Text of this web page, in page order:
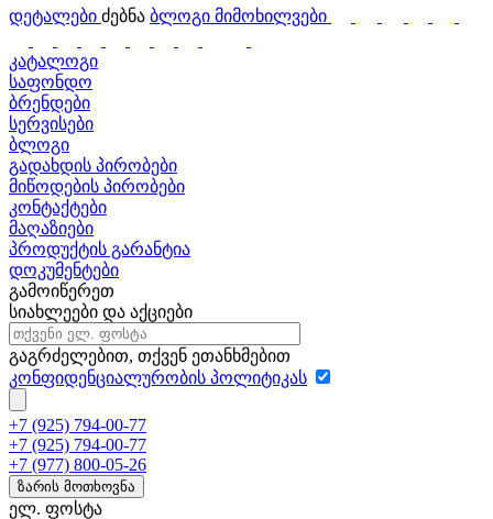
დეტალები ძებნა ბლოგი მიმოხილვები
კატალოგი
საფონდო
ბრენდები
სერვისები
ბლოგი
გადახდის პირობები
მიწოდების პირობები
კონტაქტები
მაღაზიები
პროდუქტის გარანტია
დოკუმენტები
გამოიწერეთ
სიახლეები და აქციები
გაგრძელებით, თქვენ ეთანხმებით
კონფიდენციალურობის პოლიტიკას
+7 (925) 794-00-77
+7 (925) 794-00-77
+7 (977) 800-05-26
ზარის მოთხოვნა
ელ. ფოსტა